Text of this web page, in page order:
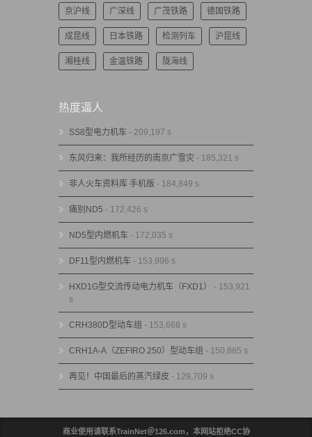
京沪线 广深线 广茂铁路 德国铁路
成昆线 日本铁路 检测列车 沪昆线
湘桂线 金温铁路 陇海线
热度逼人
SS8型电力机车 - 209,197 s
东风归来：我所经历的南京广雪灾 - 185,321 s
非人火车资料库 手机版 - 184,849 s
痛别ND5 - 172,426 s
ND5型内燃机车 - 172,035 s
DF11型内燃机车 - 153,996 s
HXD1G型交流传动电力机车（FXD1）
- 153,921
s
CRH380D型动车组 - 153,668 s
CRH1A-A（ZEFIRO 250）型动车组 - 150,885 s
再见！中国最后的蒸汽绿皮 - 129,709 s
商业使用请联系TrainNet＠126.com，本网站拒绝CC协